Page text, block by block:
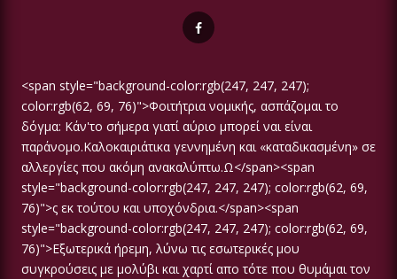
<span style="background-color:rgb(247, 247, 247);
color:rgb(62, 69, 76)">Φοιτήτρια νομικής, ασπάζομαι το
δόγμα: Κάν'το σήμερα γιατί αύριο μπορεί ναι είναι
παράνομο.Καλοκαιριάτικα γεννημένη και «καταδικασμένη» σε
αλλεργίες που ακόμη ανακαλύπτω.Ω</span><span
style="background-color:rgb(247, 247, 247); color:rgb(62, 69,
76)">ς εκ τούτου και υποχόνδρια.</span><span
style="background-color:rgb(247, 247, 247); color:rgb(62, 69,
76)">Εξωτερικά ήρεμη, λύνω τις εσωτερικές μου
συγκρούσεις με μολύβι και χαρτί απο τότε που θυμάμαι τον